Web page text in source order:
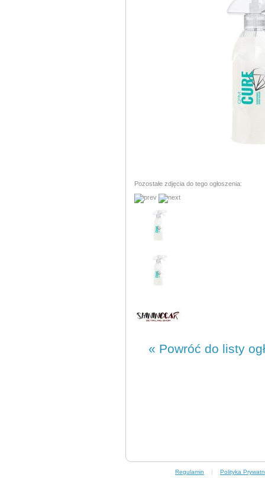
Pozostałe zdjęcia do tego ogłoszenia:
« Powróć do listy
Regulamin | Polityka